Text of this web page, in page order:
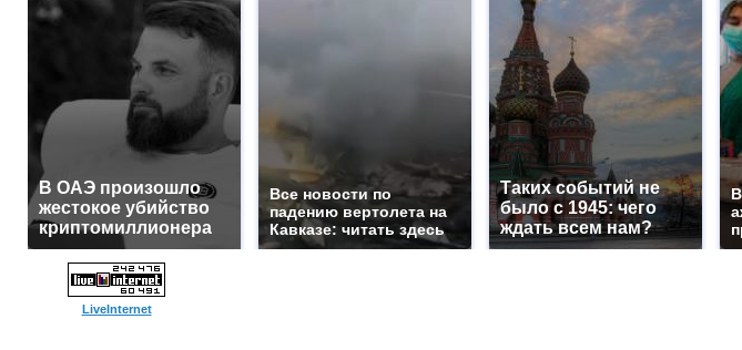
В ОАЭ произошло
жестокое убийство
криптомиллионера
Все новости по
падению вертолета на
Кавказе: читать здесь
Таких событий не
было с 1945: чего
ждать всем нам?
LiveInternet